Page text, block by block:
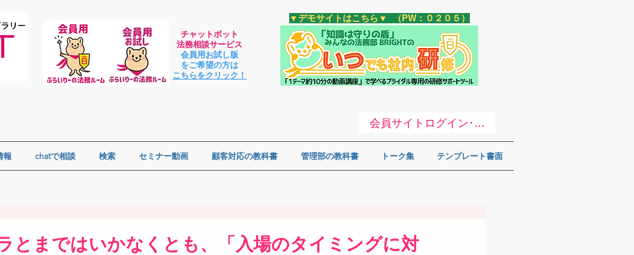
チャットボット
法務相談サービス
会員用お試し版
をご希望の方は
​こちらをクリック！
​▼デモサイトはこちら▼ （PW：０２０５）
報 chatで相談 検索 セミナー動画 顧客対応の教科書 管理部の教科書 トーク集 テンプレート書面
とまではいかなくとも、「入場のタイミングに対